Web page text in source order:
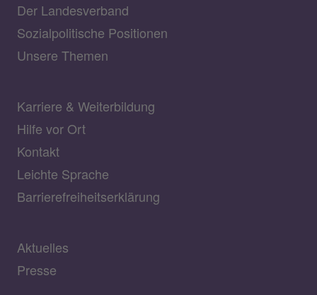
Der Landesverband
Sozialpolitische Positionen
Unsere Themen
Karriere & Weiterbildung
Hilfe vor Ort
Kontakt
Leichte Sprache
Barrierefreiheitserklärung
Aktuelles
Presse